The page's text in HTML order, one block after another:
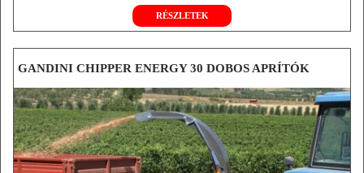
RÉSZLETEK
GANDINI CHIPPER ENERGY 30 DOBOS APRÍTÓK